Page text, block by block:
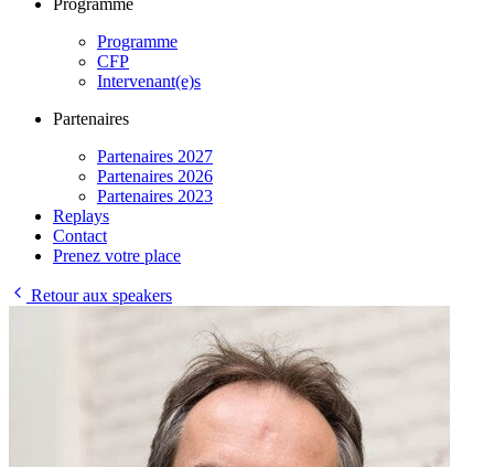
Programme
Programme
CFP
Intervenant(e)s
Partenaires
Partenaires 2027
Partenaires 2026
Partenaires 2023
Replays
Contact
Prenez votre place
Retour aux speakers